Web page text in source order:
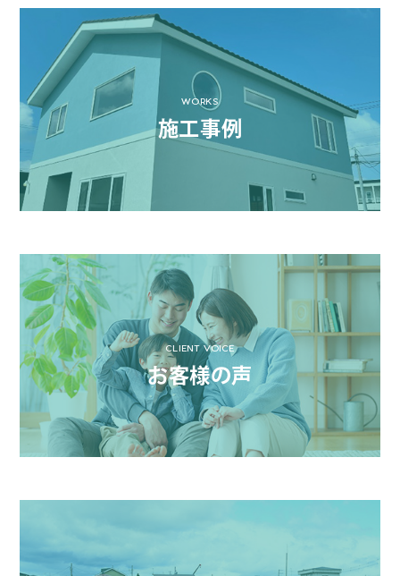
WORKS
施工事例
CLIENT VOICE
お客様の声